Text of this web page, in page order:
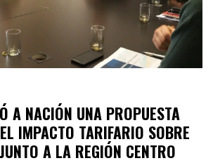
A NACIÓN UNA PROPUESTA
IMPACTO TARIFARIO SOBRE
A LA REGIÓN CENTRO